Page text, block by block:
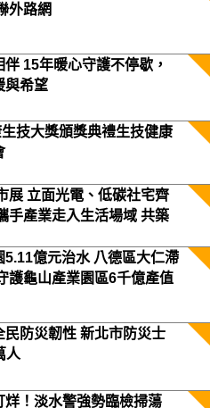
外路網
15年暖心守護不停歇，
與希望
技大獎頒獎典禮生技健康
展 立面光電、低碳社宅齊
手產業走入生活場域 共築
5.11億元治水 八德區大仁滯
護龜山產業園區6千億產值
民防災韌性 新北市防災士
人
烊！淡水警強勢臨檢掃蕩